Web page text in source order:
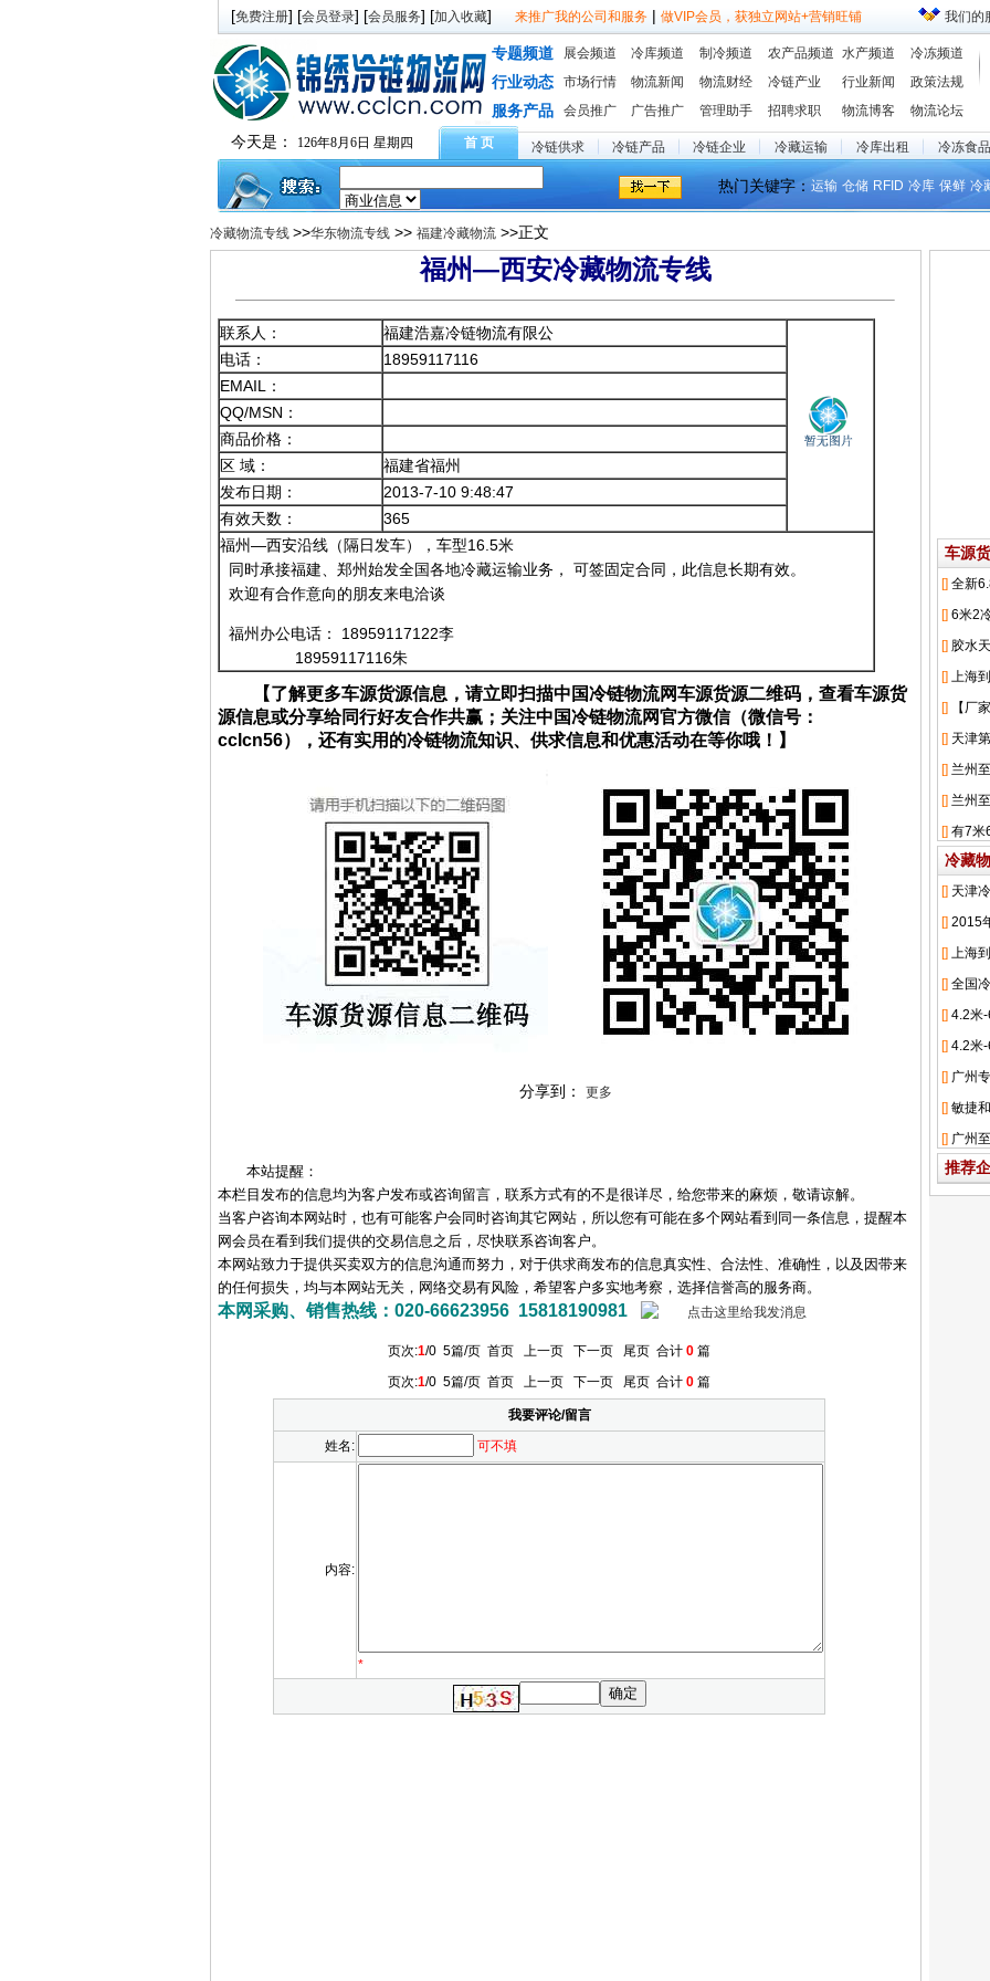
[免费注册] [会员登录] [会员服务] [加入收藏] 来推广我的公司和服务 | 做VIP会员，获独立网站+营销旺铺 我们的
专题频道 展会频道 冷库频道 制冷频道 农产品频道 水产频道 冷冻频道
行业动态 市场行情 物流新闻 物流财经 冷链产业 行业新闻 政策法规
服务产品 会员推广 广告推广 管理助手 招聘求职 物流博客 物流论坛
今天是： 126年8月6日 星期四 首 页 冷链供求 冷链产品 冷链企业 冷藏运输 冷库出租 冷冻食品
热门关键字： 运输 仓储 RFID 冷库 保鲜 冷
冷藏物流专线 >>华东物流专线>> 福建冷藏物流>>正文
福州—西安冷藏物流专线
联系人：
福建浩嘉冷链物流有限公
电话：
18959117116
EMAIL：
QQ/MSN：
商品价格：
区 域：
福建省福州
发布日期：
2013-7-10 9:48:47
有效天数：
365
福州—西安沿线（隔日发车），车型16.5米
同时承接福建、郑州始发全国各地冷藏运输业务， 可签固定合同，此信息长期有效。
欢迎有合作意向的朋友来电洽谈
福州办公电话： 18959117122李
18959117116朱
【了解更多车源货源信息，请立即扫描中国冷链物流网车源货源二维码，查看车源货
源信息或分享给同行好友合作共赢；关注中国冷链物流网官方微信（微信号：
cclcn56），还有实用的冷链物流知识、供求信息和优惠活动在等你哦！】
分享到： 更多
本站提醒：
本栏目发布的信息均为客户发布或咨询留言，联系方式有的不是很详尽，给您带来的麻烦，敬请谅解。
当客户咨询本网站时，也有可能客户会同时咨询其它网站，所以您有可能在多个网站看到同一条信息，提醒本
网会员在看到我们提供的交易信息之后，尽快联系咨询客户。
本网站致力于提供买卖双方的信息沟通而努力，对于供求商发布的信息真实性、合法性、准确性，以及因带来
的任何损失，均与本网站无关，网络交易有风险，希望客户多实地考察，选择信誉高的服务商。
本网采购、销售热线：020-66623956 15818190981
车源
冷藏
推荐